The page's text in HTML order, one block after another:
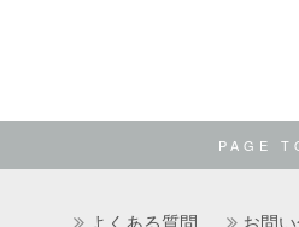
PAGE
よくある質問 お問